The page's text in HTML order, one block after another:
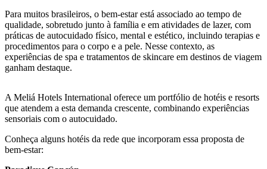
Para muitos brasileiros, o bem-estar está associado ao tempo de
qualidade, sobretudo junto à família e em atividades de lazer, com
práticas de autocuidado físico, mental e estético, incluindo terapias e
procedimentos para o corpo e a pele. Nesse contexto, as
experiências de spa e tratamentos de skincare em destinos de viagem
ganham destaque.
A Meliá Hotels International oferece um portfólio de hotéis e resorts
que atendem a esta demanda crescente, combinando experiências
sensoriais com o autocuidado.
Conheça alguns hotéis da rede que incorporam essa proposta de
bem-estar: